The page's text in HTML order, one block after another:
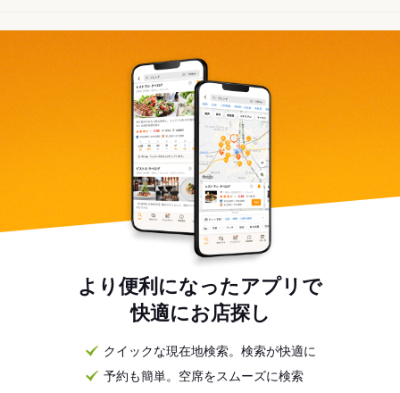
より便利になったアプリで
快適にお店探し
クイックな現在地検索。検索が快適に
予約も簡単。空席をスムーズに検索